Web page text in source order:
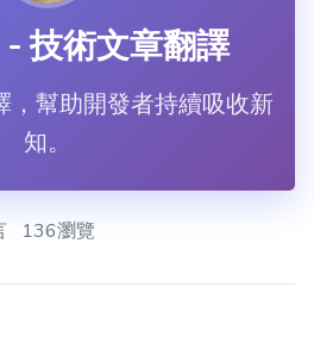
技術文章翻譯
，幫助開發者持續吸收新
知。
136瀏覽